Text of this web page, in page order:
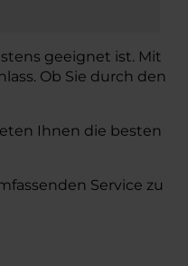
geeignet ist. Mit
Ob Sie durch den
Ihnen die besten
Service zu